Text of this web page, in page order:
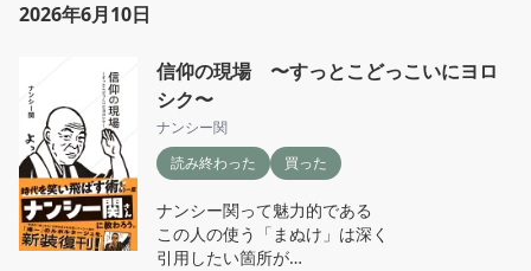
2026年6月10日
信仰の現場 〜すっとこどっこいにヨロ
シク〜
ナンシー関
読み終わった
買った
ナンシー関って魅力的である
この人の使う「まぬけ」は深く
引用したい箇所が